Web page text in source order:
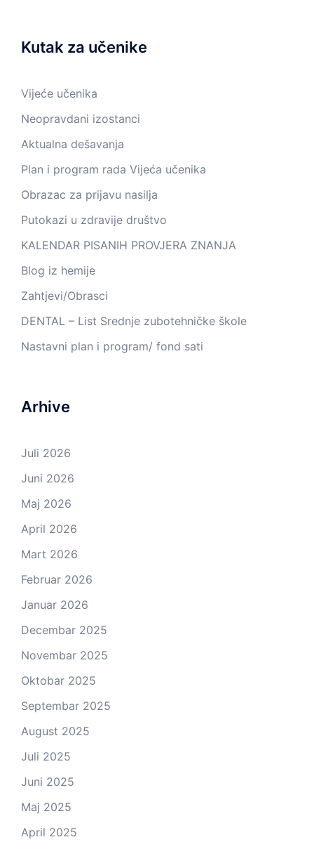
Kutak za učenike
Vijeće učenika
Neopravdani izostanci
Aktualna dešavanja
Plan i program rada Vijeća učenika
Obrazac za prijavu nasilja
Putokazi u zdravije društvo
KALENDAR PISANIH PROVJERA ZNANJA
Blog iz hemije
Zahtjevi/Obrasci
DENTAL – List Srednje zubotehničke škole
Nastavni plan i program/ fond sati
Arhive
Juli 2026
Juni 2026
Maj 2026
April 2026
Mart 2026
Februar 2026
Januar 2026
Decembar 2025
Novembar 2025
Oktobar 2025
Septembar 2025
August 2025
Juli 2025
Juni 2025
Maj 2025
April 2025